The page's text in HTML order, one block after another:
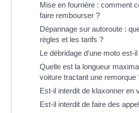
Mise en fourrière : comment
faire rembourser ?
Dépannage sur autoroute :
règles et les tarifs ?
Le débridage d'une moto est-
Quelle est la longueur
voiture tractant une remorque
Est-il interdit de klaxonner en
Est-il interdit de faire des